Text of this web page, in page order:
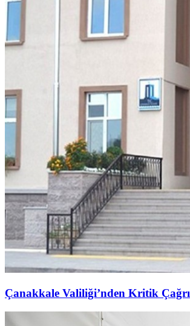
Çanakkale Valiliği’nden Kritik Çağrı